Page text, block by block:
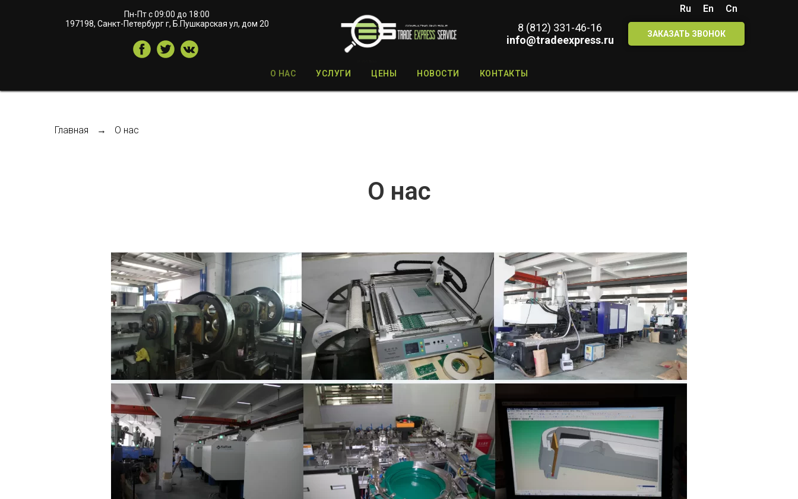
Пн-Пт с 09:00 до 18:00
197198, Санкт-Петербург г, Б.Пушкарская ул, дом 20
8 (812) 331-46-16
info@tradeexpress.ru
ЗАКАЗАТЬ ЗВОНОК
О НАС УСЛУГИ ЦЕНЫ НОВОСТИ КОНТАКТЫ
Ru En Cn
Главная → О нас
О нас